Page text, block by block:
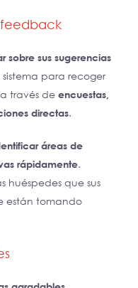
sobre sus sugerencias
para recoger
través de encuestas,
directas.
áreas de
rápidamente.
huéspedes que sus
están tomando